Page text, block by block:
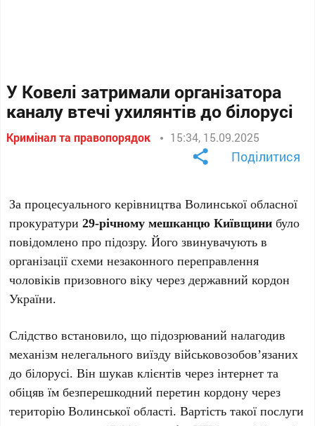
У Ковелі затримали організатора
каналу втечі ухилянтів до білорусі
Кримінал та правопорядок 15:34, 15.09.2025
Поділитися
За процесуального керівництва Волинської обласної
прокуратури29-річному мешканцю Київщини було
повідомлено про підозру. Його звинувачують в
організації схеми незаконного переправлення
чоловіків призовного віку через державний кордон
України.
Слідство встановило, що підозрюваний налагодив
механізм нелегального виїзду військовозобов’язаних
до білорусі. Він шукав клієнтів через інтернет та
обіцяв їм безперешкодний перетин кордону через
територію Волинської області. Вартість такої послуги